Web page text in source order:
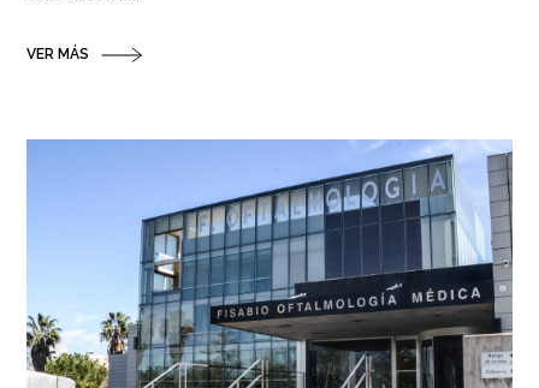
VER MÁS